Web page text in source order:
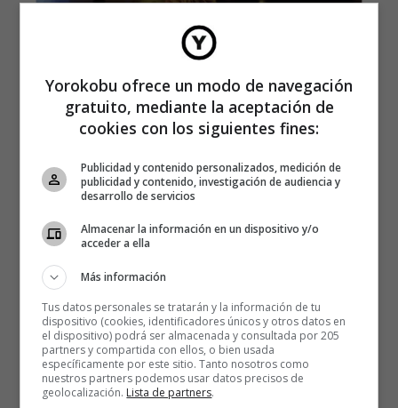
Yorokobu ofrece un modo de navegación
gratuito, mediante la aceptación de
cookies con los siguientes fines:
Publicidad y contenido personalizados, medición de
publicidad y contenido, investigación de audiencia y
desarrollo de servicios
Almacenar la información en un dispositivo y/o
acceder a ella
Más información
Tus datos personales se tratarán y la información de tu
dispositivo (cookies, identificadores únicos y otros datos en
el dispositivo) podrá ser almacenada y consultada por 205
partners y compartida con ellos, o bien usada
específicamente por este sitio. Tanto nosotros como
nuestros partners podemos usar datos precisos de
geolocalización. Lista de partners.